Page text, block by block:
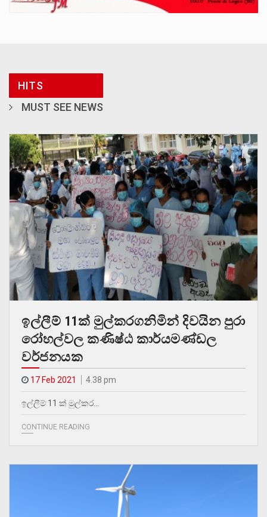
HITS
MUST SEE NEWS
ඉල්ලීම් 11ක් මුල්කරගනිමින් දිවයින පුරා
රෝහල්වල කණිෂ්ඨ කාර්යමණ්ඩල
වර්ජනයක
17 Feb 2021 4.38 pm
ඉල්ලීම් 11 ක් මුල්කර…
CONTINUE READING